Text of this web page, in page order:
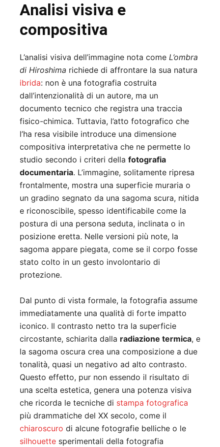
Analisi visiva e
compositiva
L’analisi visiva dell’immagine nota come L’ombra
di Hiroshima richiede di affrontare la sua natura
ibrida: non è una fotografia costruita
dall’intenzionalità di un autore, ma un
documento tecnico che registra una traccia
fisico-chimica. Tuttavia, l’atto fotografico che
l’ha resa visibile introduce una dimensione
compositiva interpretativa che ne permette lo
studio secondo i criteri della fotografia
documentaria. L’immagine, solitamente ripresa
frontalmente, mostra una superficie muraria o
un gradino segnato da una sagoma scura, nitida
e riconoscibile, spesso identificabile come la
postura di una persona seduta, inclinata o in
posizione eretta. Nelle versioni più note, la
sagoma appare piegata, come se il corpo fosse
stato colto in un gesto involontario di
protezione.
Dal punto di vista formale, la fotografia assume
immediatamente una qualità di forte impatto
iconico. Il contrasto netto tra la superficie
circostante, schiarita dalla radiazione termica, e
la sagoma oscura crea una composizione a due
tonalità, quasi un negativo ad alto contrasto.
Questo effetto, pur non essendo il risultato di
una scelta estetica, genera una potenza visiva
che ricorda le tecniche di stampa fotografica
più drammatiche del XX secolo, come il
chiaroscuro di alcune fotografie belliche o le
silhouette sperimentali della fotografia